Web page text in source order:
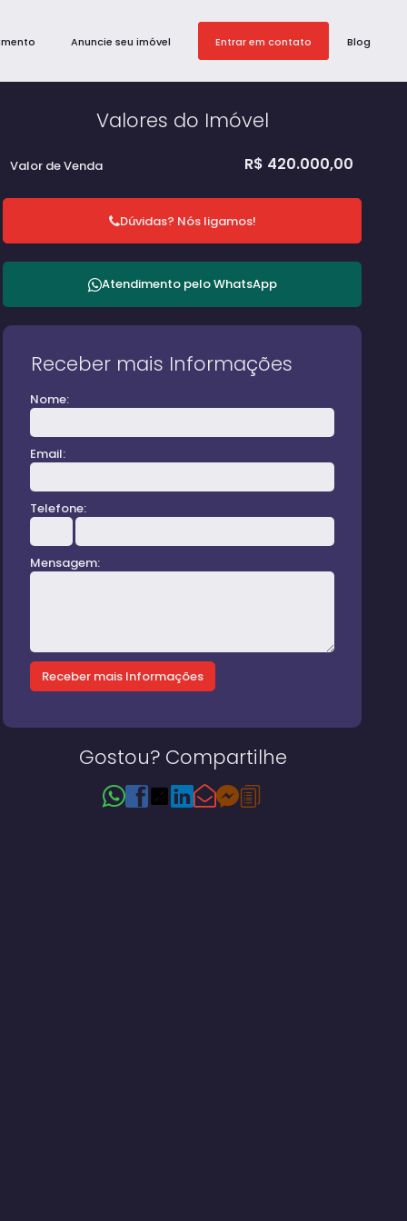
Blog
Entrar em contato
Anuncie seu imóvel
Valores do Imóvel
R$ 420.000,00
Valor de Venda
Dúvidas? Nós ligamos!
Atendimento peloWhatsApp
Receber mais Informações
Nome:
Email:
Telefone:
Mensagem:
Gostou? Compartilhe